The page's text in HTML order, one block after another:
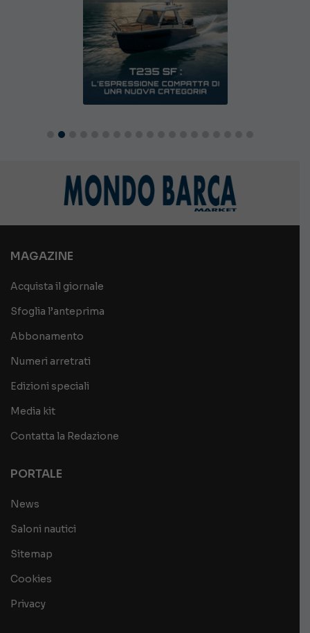
MAGAZINE
Acquista il giornale
Sfoglia l’anteprima
Abbonamento
Numeri arretrati
Edizioni speciali
Media kit
Contatta la Redazione
PORTALE
News
Saloni nautici
Sitemap
Cookies
Privacy